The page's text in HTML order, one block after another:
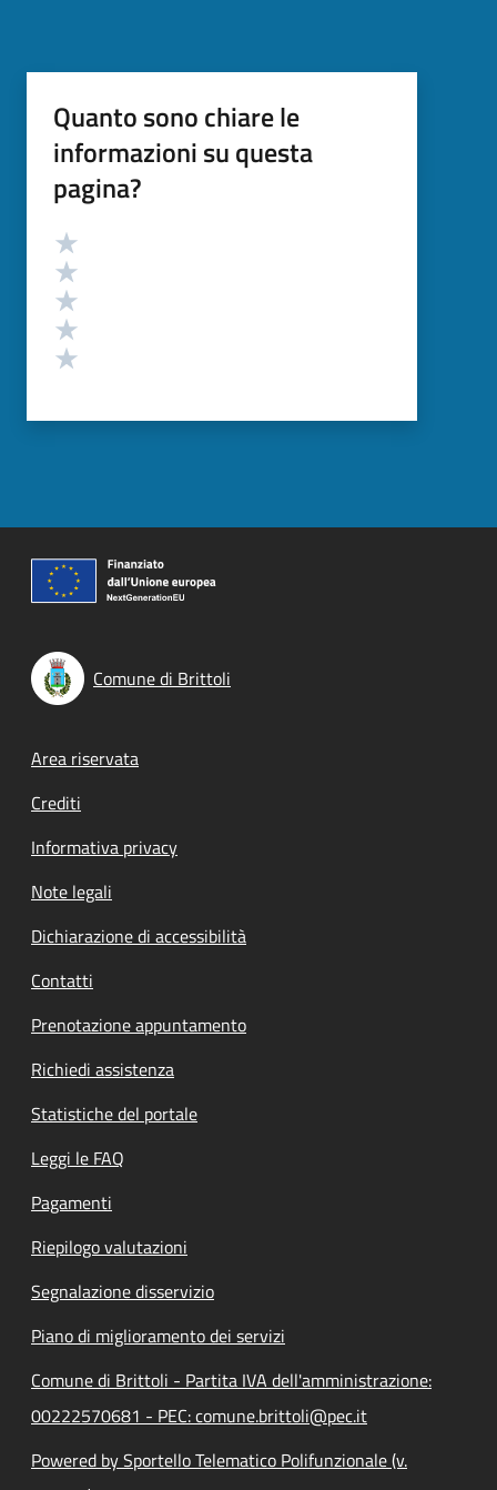
Quanto sono chiare le
informazioni su questa
pagina?
Valutazione
Comune di Brittoli
Footer menu
Area riservata
Crediti
Informativa privacy
Note legali
Dichiarazione di accessibilità
Contatti
Prenotazione appuntamento
Richiedi assistenza
Statistiche del portale
Leggi le FAQ
Pagamenti
Riepilogo valutazioni
Segnalazione disservizio
Piano di miglioramento dei servizi
Comune di Brittoli - Partita IVA dell'amministrazione:
00222570681 - PEC: comune.brittoli@pec.it
Powered by Sportello Telematico Polifunzionale (v.